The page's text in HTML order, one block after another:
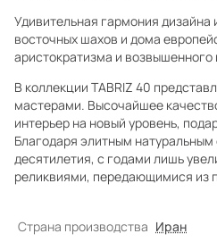
Удивительная гармония
восточных шахов и дома
аристократизма и возвышенного
В коллекции TABRIZ 40
мастерами. Высочайшее
интерьер на новый уровень,
Благодаря элитным
десятилетия, с годами лишь
реликвиями, передающимися из
Страна производства Иран